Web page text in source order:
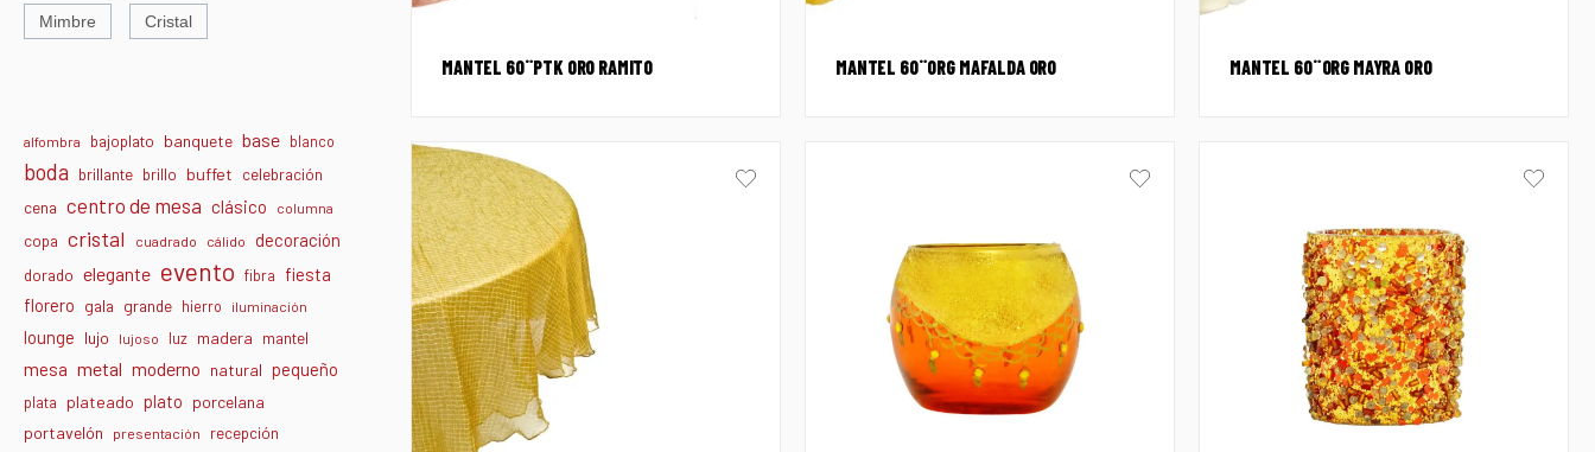
Mimbre Cristal
alfombra bajoplato banquete base blanco
boda brillante brillo buffet celebración
cena centro de mesa clásico columna
copa cristal cuadrado cálido decoración
dorado elegante evento fibra fiesta
florero gala grande hierro iluminación
lounge lujo lujoso luz madera mantel
mesa metal moderno natural pequeño
plata plateado plato porcelana
portavelón
presentación recepción
MANTEL 60¨PTK ORO RAMITO MANTEL 60¨ORG MAFALDA ORO MANTEL 60¨ORG MAYRA ORO